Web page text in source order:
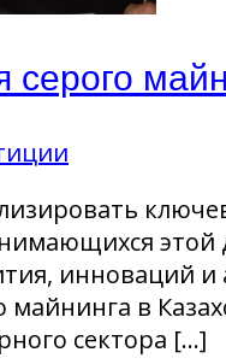
серого
этой
инноваций и
в
сектора […]